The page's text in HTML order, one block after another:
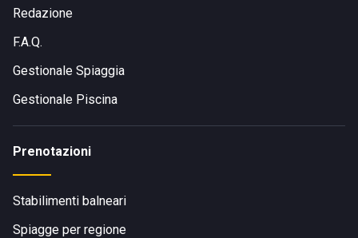
Redazione
F.A.Q.
Gestionale Spiaggia
Gestionale Piscina
Prenotazioni
Stabilimenti balneari
Spiagge per regione